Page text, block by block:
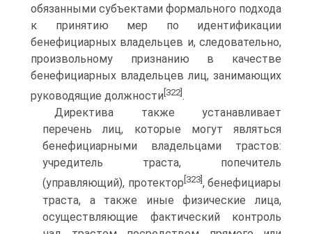
обязанными субъектами формального подхода
к принятию мер по идентификации
бенефициарных владельцев и, следовательно,
произвольному признанию в качестве
бенефициарных владельцев лиц, занимающих
руководящие должности [322].
Директива также устанавливает
перечень лиц, которые могут являться
бенефициарными владельцами трастов:
учредитель траста, попечитель
(управляющий), протектор [323] , бенефициары
траста, а также иные физические лица,
осуществляющие фактический контроль